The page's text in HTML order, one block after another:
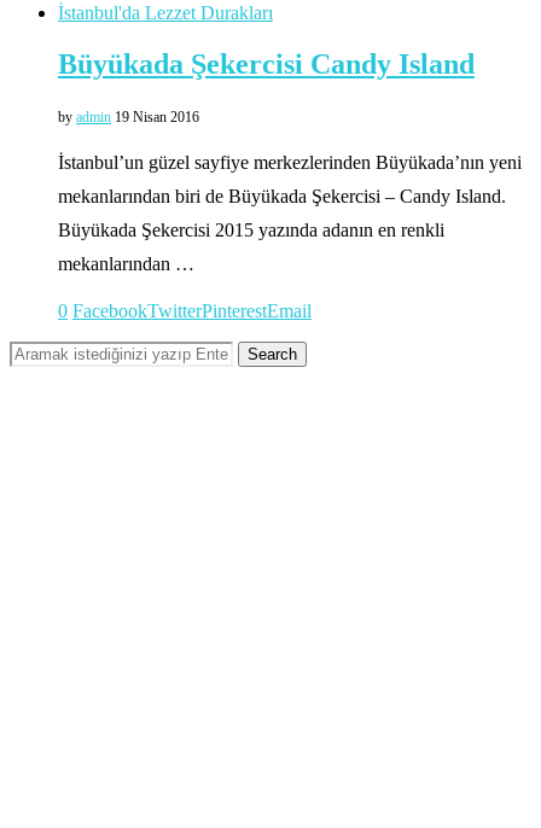
İstanbul'da Lezzet Durakları
Büyükada Şekercisi Candy Island
by admin 19 Nisan 2016
İstanbul’un güzel sayfiye merkezlerinden Büyükada’nın yeni
mekanlarından biri de Büyükada Şekercisi – Candy Island.
Büyükada Şekercisi 2015 yazında adanın en renkli
mekanlarından …
0 FacebookTwitterPinterestEmail